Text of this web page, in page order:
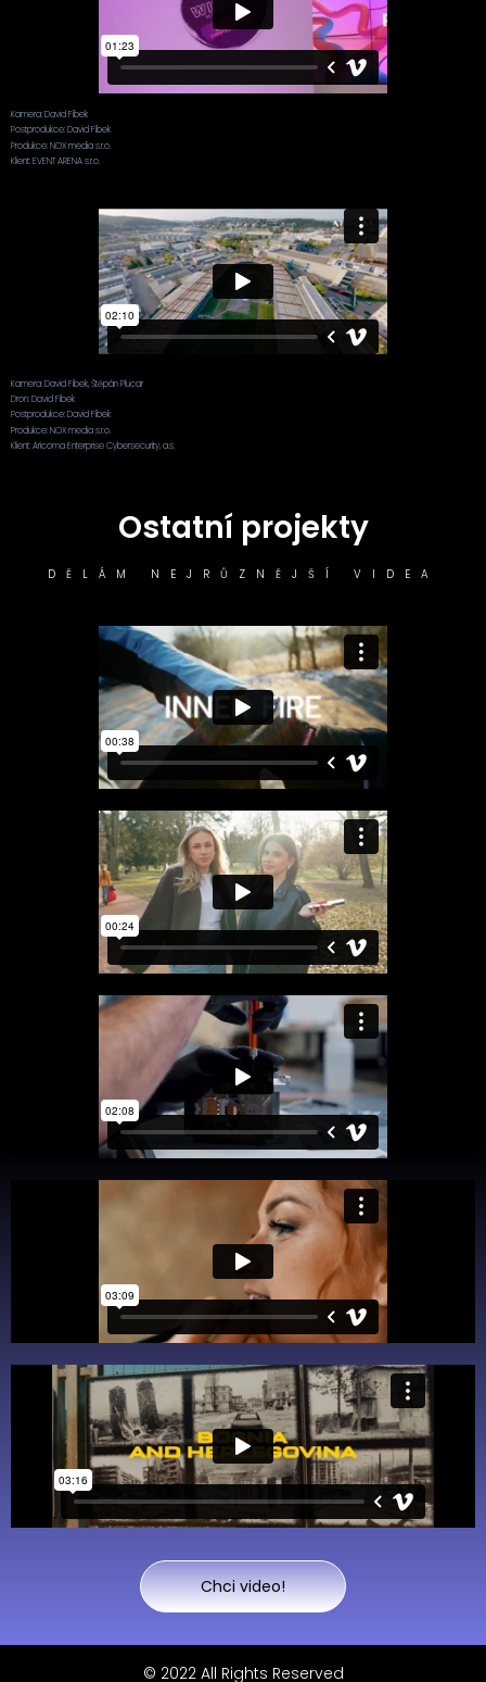
Kamera: David Fíbek
Postprodukce: David Fíbek
Produkce: NOX media s.r.o.
Klient: EVENT ARENA s.r.o.
Kamera: David Fíbek, Štěpán Plucar
Dron: David Fíbek
Postprodukce: David Fíbek
Produkce: NOX media s.r.o.
Klient: Aricoma Enterprise Cybersecurity, a.s.
Ostatní projekty
DĚLÁM NEJRŮZNĚJŠÍ VIDEA
Chci video!
© 2022 All Rights Reserved